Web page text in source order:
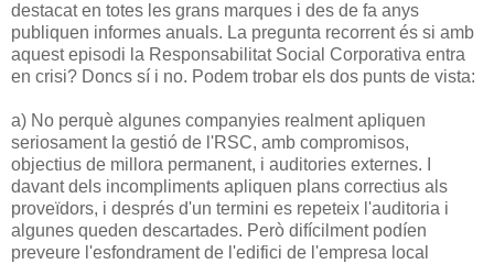
destacat en totes les grans marques i des de fa anys
publiquen informes anuals. La pregunta recorrent és si amb
aquest episodi la Responsabilitat Social Corporativa entra
en crisi? Doncs sí i no. Podem trobar els dos punts de vista:
a) No perquè algunes companyies realment apliquen
seriosament la gestió de l'RSC, amb compromisos,
objectius de millora permanent, i auditories externes. I
davant dels incompliments apliquen plans correctius als
proveïdors, i després d'un termini es repeteix l'auditoria i
algunes queden descartades. Però difícilment podíen
preveure l'esfondrament de l'edifici de l'empresa local